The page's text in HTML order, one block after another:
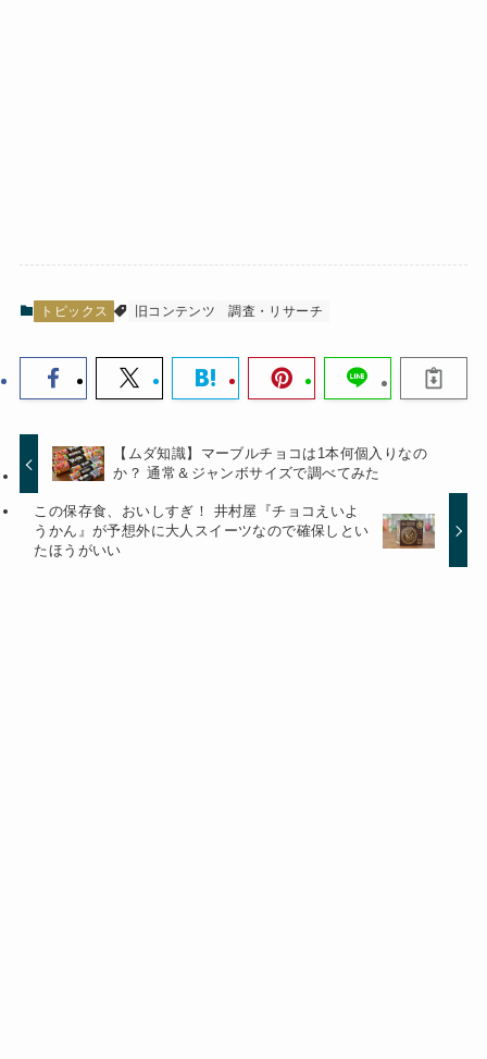
トピックス 旧コンテンツ 調査・リサーチ
【ムダ知識】マーブルチョコは1本何個入りなの
か？ 通常＆ジャンボサイズで調べてみた
この保存食、おいしすぎ！ 井村屋『チョコえいよ
うかん』が予想外に大人スイーツなので確保しとい
たほうがいい